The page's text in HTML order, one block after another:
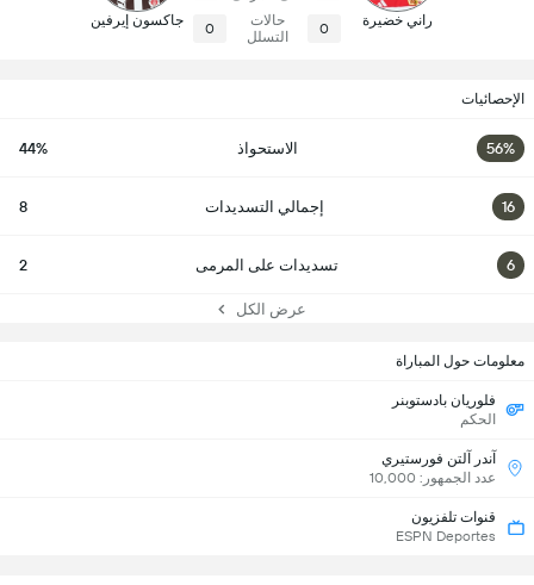
راني خضيرة 0
حالات
التسلل
0 جاكسون إيرفين
الإحصائيات
56% الاستحواذ 44%
16 إجمالي التسديدات 8
6 تسديدات على المرمى 2
عرض الكل
معلومات حول المباراة
فلوريان بادستوبنر
الحكم
آندر آلتن فورستيري
عدد الجمهور: 10,000
قنوات تلفزيون
ESPN Deportes